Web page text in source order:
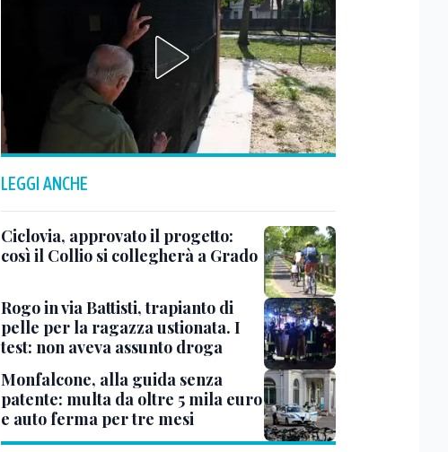
LEGGI ANCHE
Ciclovia, approvato il progetto:
così il Collio si collegherà a Grado
Rogo in via Battisti, trapianto di
pelle per la ragazza ustionata. I
test: non aveva assunto droga
Monfalcone, alla guida senza
patente: multa da oltre 5 mila euro
e auto ferma per tre mesi